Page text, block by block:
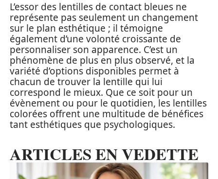
L’essor des lentilles de contact bleues ne
représente pas seulement un changement
sur le plan esthétique ; il témoigne
également d’une volonté croissante de
personnaliser son apparence. C’est un
phénomène de plus en plus observé, et la
variété d’options disponibles permet à
chacun de trouver la lentille qui lui
correspond le mieux. Que ce soit pour un
évènement ou pour le quotidien, les lentilles
colorées offrent une multitude de bénéfices
tant esthétiques que psychologiques.
ARTICLES EN VEDETTE